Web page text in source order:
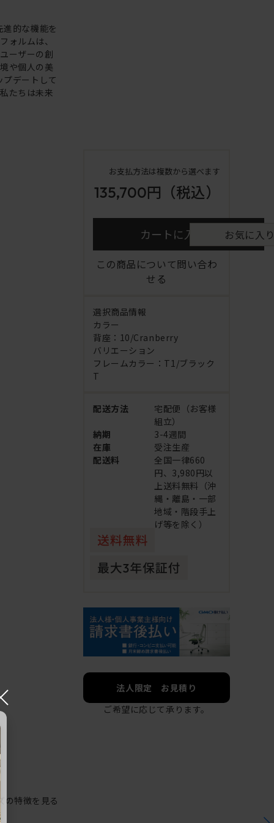
的な機能を
ォルムは、
ーザーの創
や個人の美
デートして
たちは未来
お支払方法は複数から選べます
135,700円 （税込）
カートに入れる お気に入
この商品について問い合わ
せる
選択商品情報
カラー
背座：10/Cranberry
バリエーション
フレームカラー：T1/ブラック
T
配送方法
宅配便（お客様
組立）
納期
3-4週間
在庫
受注生産
配送料
全国一律660
円、3,980円以
上送料無料（沖
縄・離島・一部
地域・階段手上
げ等を除く）
法人限定 お見積り
ご希望に応じて承ります。
の特徴を見る